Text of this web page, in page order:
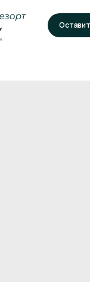
Оставить заявку